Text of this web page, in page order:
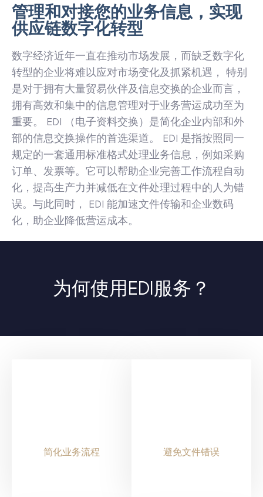
管理和对接您的业务信息，实现
供应链数字化转型
数字经济近年一直在推动市场发展，而缺乏数字化
转型的企业将难以应对市场变化及抓紧机遇， 特别
是对于拥有大量贸易伙伴及信息交换的企业而言，
拥有高效和集中的信息管理对于业务营运成功至为
重要。 EDI （电子资料交换）是简化企业内部和外
部的信息交换操作的首选渠道。 EDI 是指按照同一
规定的一套通用标准格式处理业务信息，例如采购
订单、发票等。它可以帮助企业完善工作流程自动
化，提高生产力并减低在文件处理过程中的人为错
误。与此同时， EDI 能加速文件传输和企业数码
化，助企业降低营运成本。
为何使用EDI服务？
简化业务流程 避免文件错误